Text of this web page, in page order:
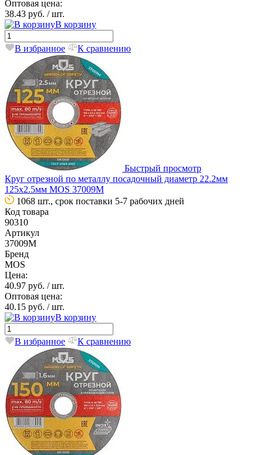
Оптовая цена:
38.43 руб. / шт.
В корзину
В избранное К сравнению
Быстрый просмотр
Круг отрезной по металлу посадочный диаметр 22.2мм
125х2.5мм MOS 37009М
1068 шт., срок поставки 5-7 рабочих дней
Код товара
90310
Артикул
37009М
Бренд
MOS
Цена:
40.97 руб. / шт.
Оптовая цена:
40.15 руб. / шт.
В корзину
В избранное К сравнению